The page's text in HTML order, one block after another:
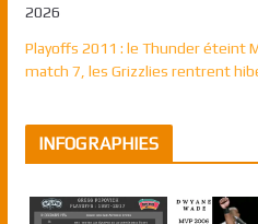
2026
Playoffs 2011 : le Thunder éteint
match 7, les Grizzlies rentrent
INFOGRAPHIES